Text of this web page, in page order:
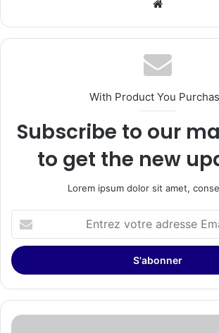
With Product You
Subscribe to our
to get the new
Lorem ipsum dolor sit amet,
votre
adresse
Email
Lenovo